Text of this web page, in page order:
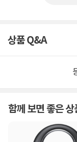
상품 Q&A
함께 보면 좋은 상